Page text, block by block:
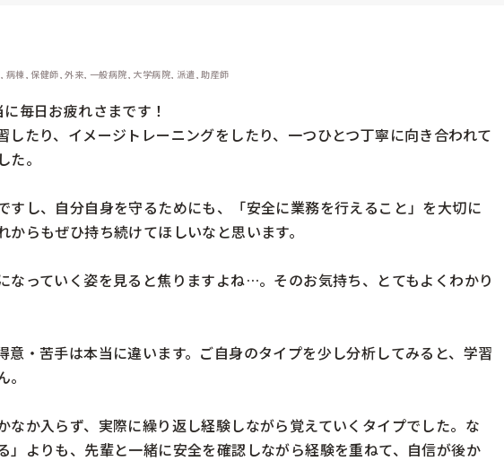
病棟, 保健師, 外来, 一般病院, 大学病院, 派遣, 助産師
毎日お疲れさまです！
したり、イメージトレーニングをしたり、一つひとつ丁寧に向き合われて
。
すし、自分自身を守るためにも、「安全に業務を行えること」を大切に
からもぜひ持ち続けてほしいなと思います。
なっていく姿を見ると焦りますよね…。そのお気持ち、とてもよくわかり
意・苦手は本当に違います。ご自身のタイプを少し分析してみると、学習
なか入らず、実際に繰り返し経験しながら覚えていくタイプでした。な
」よりも、先輩と一緒に安全を確認しながら経験を重ねて、自信が後か